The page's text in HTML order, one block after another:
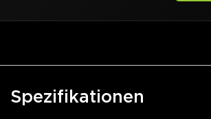
Spezifikationen